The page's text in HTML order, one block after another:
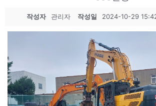
작성자 관리자 작성일 2024-10-29